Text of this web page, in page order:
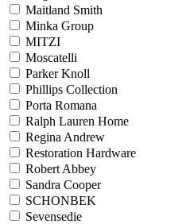
Maitland Smith
Minka Group
MITZI
Moscatelli
Parker Knoll
Phillips Collection
Porta Romana
Ralph Lauren Home
Regina Andrew
Restoration Hardware
Robert Abbey
Sandra Cooper
SCHONBEK
Sevensedie